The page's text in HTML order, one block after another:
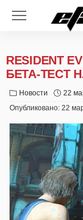
RESIDENT
БЕТА-ТЕСТ
Новости
22
Опубликовано: 22